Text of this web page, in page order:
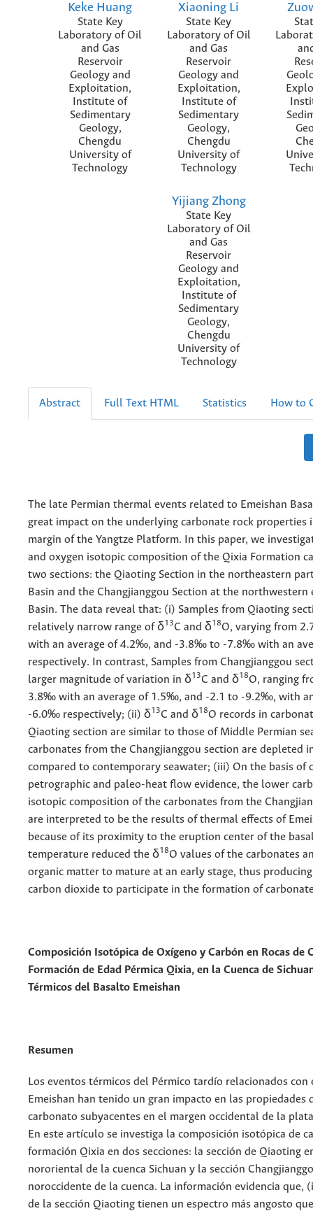
Keke Huang
State Key
Laboratory of Oil
and Gas
Reservoir
Geology and
Exploitation,
Institute of
Sedimentary
Geology,
Chengdu
University of
Technology
Xiaoning Li
State Key
Laboratory of Oil
and Gas
Reservoir
Geology and
Exploitation,
Institute of
Sedimentary
Geology,
Chengdu
University of
Technology
Yijiang Zhong
State Key
Laboratory of Oil
and Gas
Reservoir
Geology and
Exploitation,
Institute of
Sedimentary
Geology,
Chengdu
University of
Technology
Abstract Full Text HTML Statistics How to
The late Permian thermal events related to Emeishan
great impact on the underlying carbonate rock properties
margin of the Yangtze Platform. In this paper, we
and oxygen isotopic composition of the Qixia Formation
two sections: the Qiaoting Section in the northeastern
Basin and the Changjianggou Section at the northwestern
Basin. The data reveal that: (i) Samples from Qiaoting
relatively narrow range of δ13C and δ18O, varying from
with an average of 4.2‰, and -3.8‰ to -7.8‰ with an
respectively. In contrast, Samples from Changjianggou
larger magnitude of variation in δ13C and δ18O, ranging
3.8‰ with an average of 1.5‰, and -2.1 to -9.2‰, with
-6.0‰ respectively; (ii) δ13C and δ18O records in
Qiaoting section are similar to those of Middle Permian
carbonates from the Changjianggou section are depleted
compared to contemporary seawater; (iii) On the basis of
petrographic and paleo-heat flow evidence, the lower
isotopic composition of the carbonates from the
are interpreted to be the results of thermal effects of
because of its proximity to the eruption center of the
temperature reduced the δ18O values of the carbonates
organic matter to mature at an early stage, thus
carbon dioxide to participate in the formation of
Composición Isotópica de Oxígeno y Carbón en Rocas de
Formación de Edad Pérmica Qixia, en la Cuenca de
Térmicos del Basalto Emeishan
Resumen
Los eventos térmicos del Pérmico tardío relacionados con
Emeishan han tenido un gran impacto en las propiedades
carbonato subyacentes en el margen occidental de la
En este artículo se investiga la composición isotópica de
formación Qixia en dos secciones: la sección de Qiaoting
nororiental de la cuenca Sichuan y la sección
noroccidente de la cuenca. La información evidencia que,
de la sección Qiaoting tienen un espectro más angosto